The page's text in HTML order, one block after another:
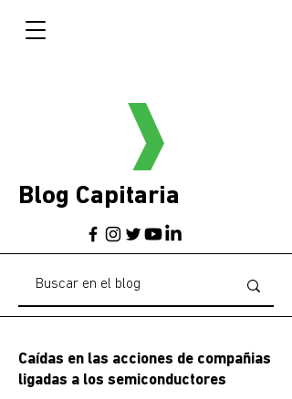
Blog Capitaria
Caídas en las acciones de compañias
ligadas a los semiconductores